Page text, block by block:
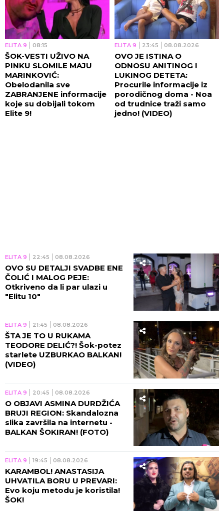
ELITA 9 08:15
ŠOK-VESTI UŽIVO NA
PINKU SLOMILE MAJU
MARINKOVIĆ:
Obelodanila sve
ZABRANJENE informacije
koje su dobijali tokom
Elite 9!
ELITA 9 23:45 08.08.2026
OVO JE ISTINA O
ODNOSU ANITINOG I
LUKINOG DETETA:
Procurile informacije iz
porodičnog doma - Noa
od trudnice traži samo
jedno! (VIDEO)
ELITA 9 22:45 08.08.2026
OVO SU DETALJI SVADBE ENE
ČOLIĆ I MALOG PEJE:
Otkriveno da li par ulazi u
"Elitu 10"
ELITA 9 21:45 08.08.2026
ŠTA JE TO U RUKAMA
TEODORE DELIĆ?! Šok-potez
starlete UZBURKAO BALKAN!
(VIDEO)
ELITA 9 20:45 08.08.2026
O OBJAVI ASMINA DURDŽIĆA
BRUJI REGION: Skandalozna
slika završila na internetu -
BALKAN ŠOKIRAN! (FOTO)
ELITA 9 19:45 08.08.2026
KARAMBOL! ANASTASIJA
UHVATILA BORU U PREVARI:
Evo koju metodu je koristila!
ŠOK!